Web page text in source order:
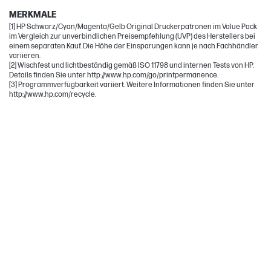
MERKMALE
[1] HP Schwarz/Cyan/Magenta/Gelb Original Druckerpatronen im Value Pack
im Vergleich zur unverbindlichen Preisempfehlung (UVP) des Herstellers bei
einem separaten Kauf. Die Höhe der Einsparungen kann je nach Fachhändler
variieren.
[2] Wischfest und lichtbeständig gemäß ISO 11798 und internen Tests von HP.
Details finden Sie unter http://www.hp.com/go/printpermanence.
[3] Programmverfügbarkeit variiert. Weitere Informationen finden Sie unter
http://www.hp.com/recycle.